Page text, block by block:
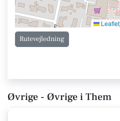
Leaflet
Rutevejledning
Øvrige - Øvrige i Them